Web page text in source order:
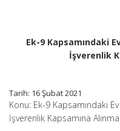
Ek-9 Kapsamındaki
İşverenlik
Tarih: 16 Şubat 2021
Konu: Ek-9 Kapsamındaki
İşverenlik Kapsamına